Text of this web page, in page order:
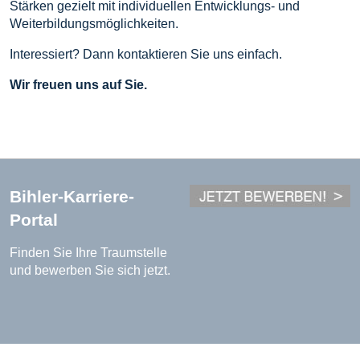
Stärken gezielt mit individuellen Entwicklungs- und
Weiterbildungsmöglichkeiten.
Interessiert? Dann kontaktieren Sie uns einfach.
Wir freuen uns auf Sie.
Bihler-Karriere-
Portal
Finden Sie Ihre Traumstelle
und bewerben Sie sich jetzt.